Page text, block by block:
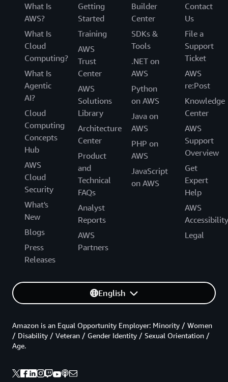
What Is
AWS?
What Is
Cloud
Computing?
What Is
Agentic
AI?
Cloud
Computing
Concepts
Hub
AWS
Cloud
Security
What's
New
Blogs
Press
Releases
Getting
Started
Training
AWS
Trust
Center
AWS
Solutions
Library
Architecture
Center
Product
and
Technical
FAQs
Analyst
Reports
AWS
Partners
Builder
Center
SDKs &
Tools
.NET on
AWS
Python
on AWS
Java on
AWS
PHP on
AWS
JavaScript
on AWS
Contact
Us
File a
Support
Ticket
AWS
re:Post
Knowledge
Center
AWS
Support
Overview
Get
Expert
Help
AWS
Accessibility
Legal
English
Amazon is an Equal Opportunity Employer: Minority / Women
/ Disability / Veteran / Gender Identity / Sexual Orientation /
Age.